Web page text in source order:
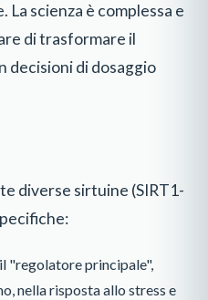
La scienza è complessa e
di trasformare il
decisioni di dosaggio
diverse sirtuine (SIRT1-
"regolatore principale",
nella risposta allo stress e